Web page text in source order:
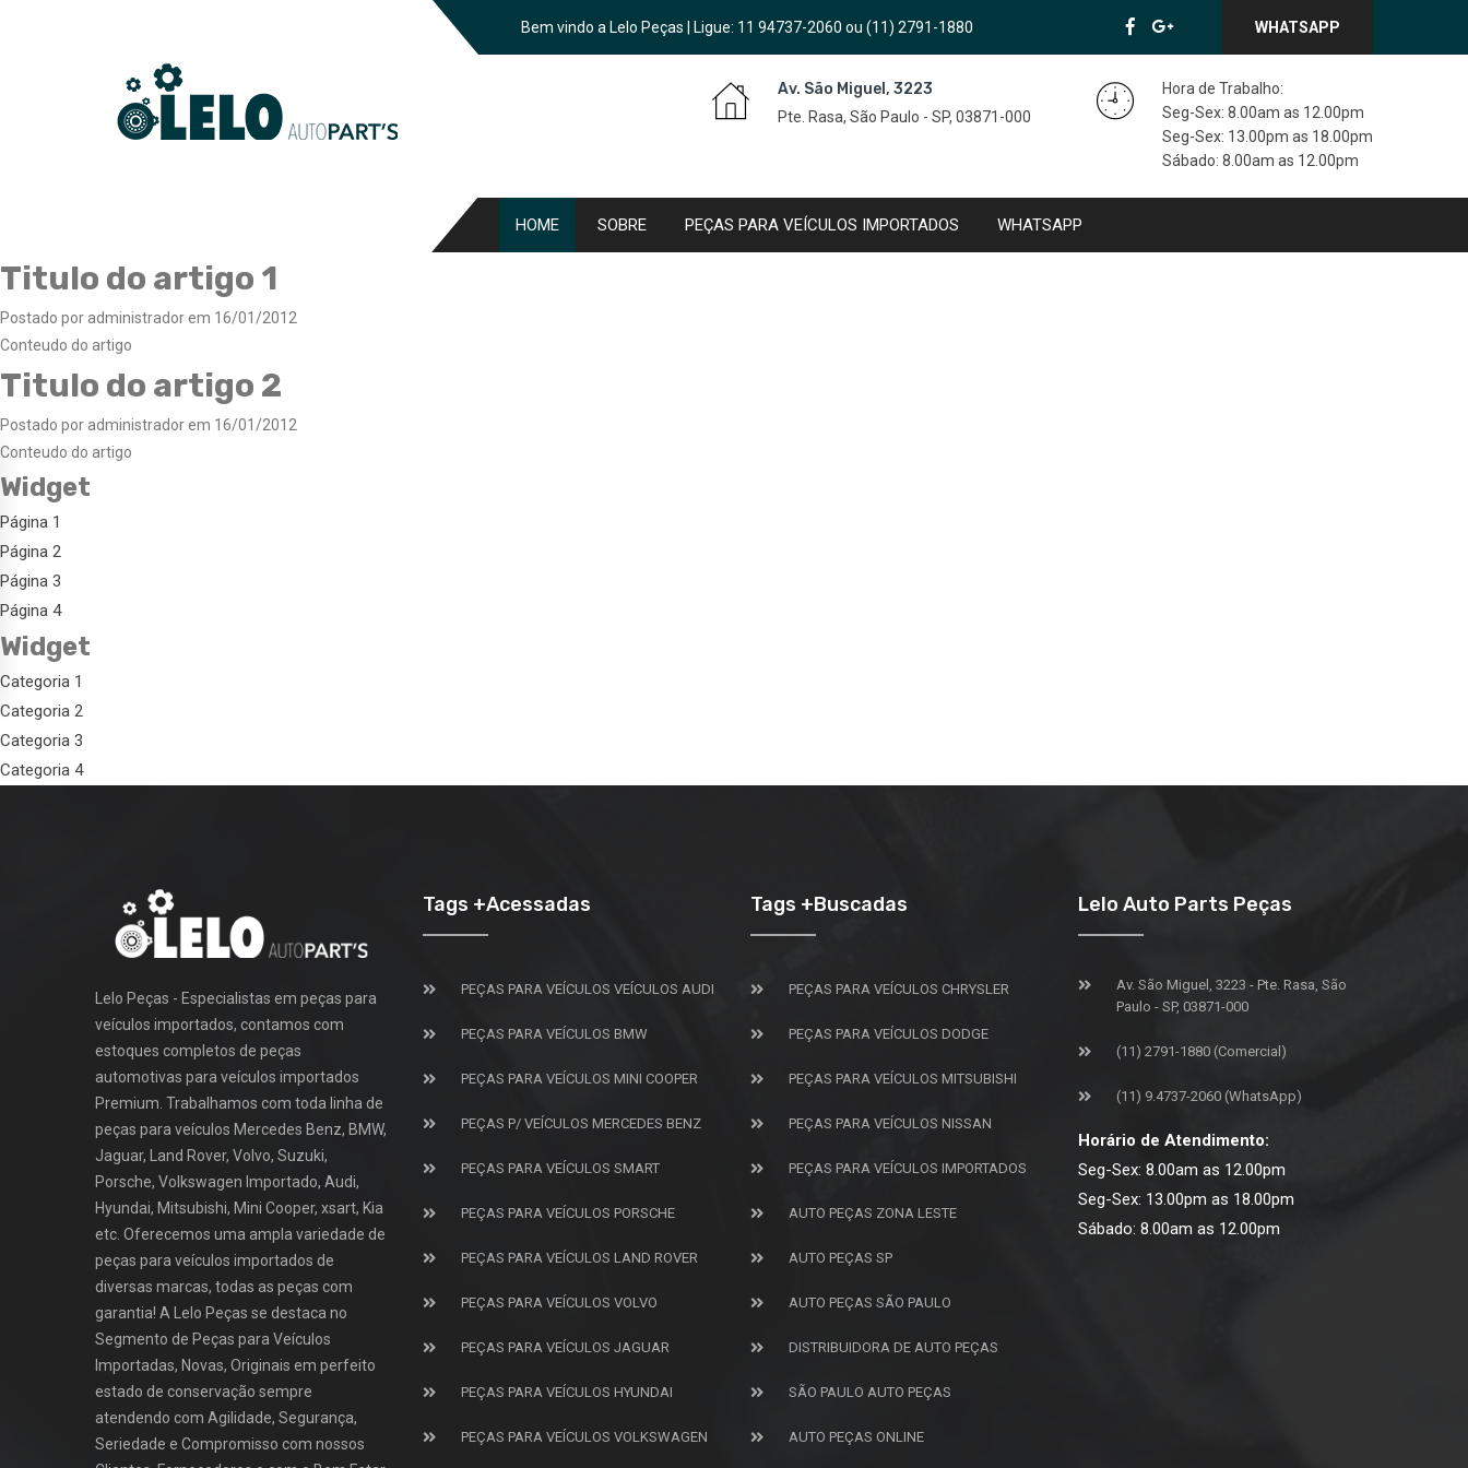
Bem vindo a Lelo Peças | Ligue: 11 94737-2060 ou (11) 2791-1880 WHATSAPP
Av. São Miguel, 3223
Pte. Rasa, São Paulo - SP, 03871-000
Hora de Trabalho:
Seg-Sex: 8.00am as 12.00pm
Seg-Sex: 13.00pm as 18.00pm
Sábado: 8.00am as 12.00pm
HOME SOBRE PEÇAS PARA VEÍCULOS IMPORTADOS WHATSAPP
Titulo do artigo 1
Postado por administrador em 16/01/2012
Conteudo do artigo
Titulo do artigo 2
Postado por administrador em 16/01/2012
Conteudo do artigo
Widget
Página 1
Página 2
Página 3
Página 4
Widget
Categoria 1
Categoria 2
Categoria 3
Categoria 4
Lelo Peças - Especialistas em peças para
veículos importados, contamos com
estoques completos de peças
automotivas para veículos importados
Premium. Trabalhamos com toda linha de
peças para veículos Mercedes Benz, BMW,
Jaguar, Land Rover, Volvo, Suzuki,
Porsche, Volkswagen Importado, Audi,
Hyundai, Mitsubishi, Mini Cooper, xsart, Kia
etc. Oferecemos uma ampla variedade de
peças para veículos importados de
diversas marcas, todas as peças com
garantia! A Lelo Peças se destaca no
Segmento de Peças para Veículos
Importadas, Novas, Originais em perfeito
estado de conservação sempre
atendendo com Agilidade, Segurança,
Seriedade e Compromisso com nossos
Tags +Acessadas
PEÇAS PARA VEÍCULOS VEÍCULOS AUDI
PEÇAS PARA VEÍCULOS BMW
PEÇAS PARA VEÍCULOS MINI COOPER
PEÇAS P/ VEÍCULOS MERCEDES BENZ
PEÇAS PARA VEÍCULOS SMART
PEÇAS PARA VEÍCULOS PORSCHE
PEÇAS PARA VEÍCULOS LAND ROVER
PEÇAS PARA VEÍCULOS VOLVO
PEÇAS PARA VEÍCULOS JAGUAR
PEÇAS PARA VEÍCULOS HYUNDAI
PEÇAS PARA VEÍCULOS VOLKSWAGEN
Tags +Buscadas
PEÇAS PARA VEÍCULOS CHRYSLER
PEÇAS PARA VEÍCULOS DODGE
PEÇAS PARA VEÍCULOS MITSUBISHI
PEÇAS PARA VEÍCULOS NISSAN
PEÇAS PARA VEÍCULOS IMPORTADOS
AUTO PEÇAS ZONA LESTE
AUTO PEÇAS SP
AUTO PEÇAS SÃO PAULO
DISTRIBUIDORA DE AUTO PEÇAS
SÃO PAULO AUTO PEÇAS
AUTO PEÇAS ONLINE
Lelo Auto Parts Peças
Av. São Miguel, 3223 - Pte. Rasa, São
Paulo - SP, 03871-000
(11) 2791-1880 (Comercial)
(11) 9.4737-2060 (WhatsApp)
Horário de Atendimento:
Seg-Sex: 8.00am as 12.00pm
Seg-Sex: 13.00pm as 18.00pm
Sábado: 8.00am as 12.00pm